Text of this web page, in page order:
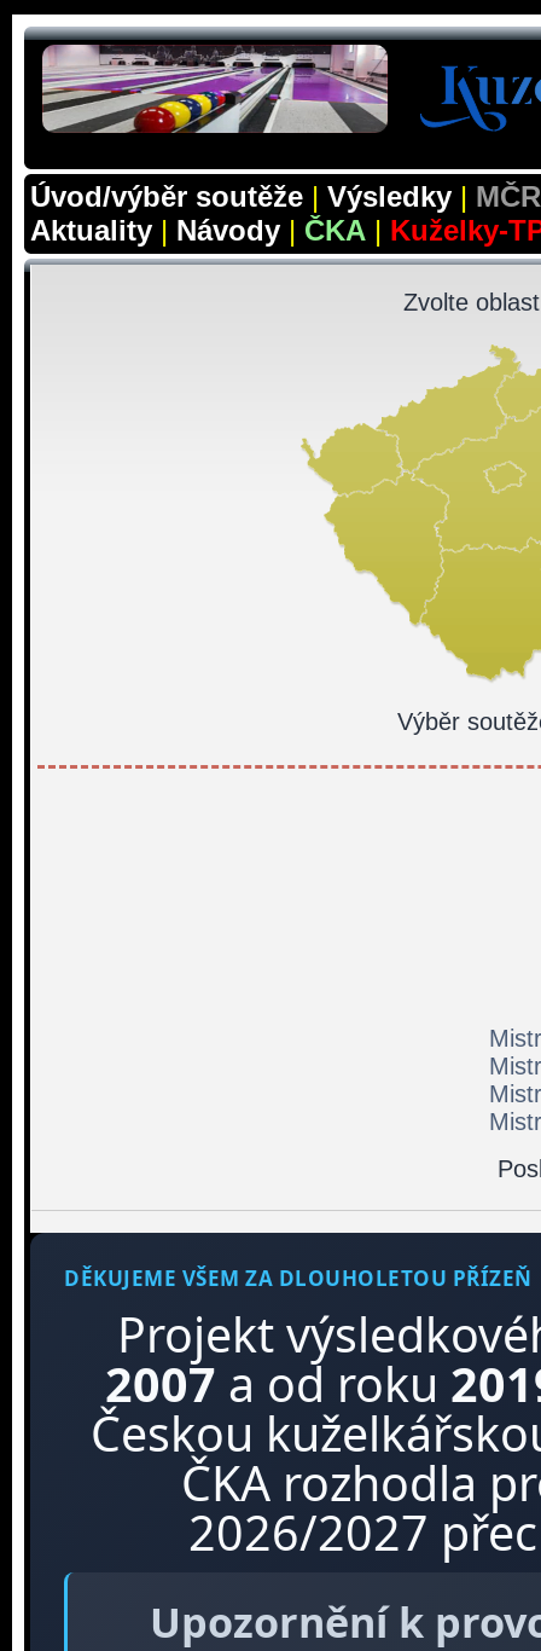
Úvod/výběr soutěže | Výsledky |
Aktuality | Návody | ČKA | Kuželky-
Zvolte
Výběr
DĚKUJEME VŠEM ZA DLOUHOLETOU PŘÍZEŇ
Projekt
2007 a od roku
Českou
ČKA rozhodla
2026/2027
Upozornění k